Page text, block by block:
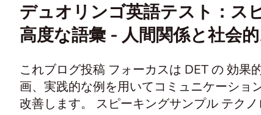
デュオリンゴ英語テスト：ス
高度な語彙 - 人間関係と社会
これブログ投稿 フォーカスは DET の 効
画、実践的な例を用いてコミュニケーショ
改善します。 スピーキングサンプル テクノロジーとインターネット 個人の発展と成長 教育